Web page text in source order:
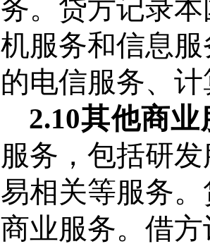
务。贷方记录
机服务和信息
的电信服务、
2.10其他商业
服务，包括研
易相关等服务
商业服务。借